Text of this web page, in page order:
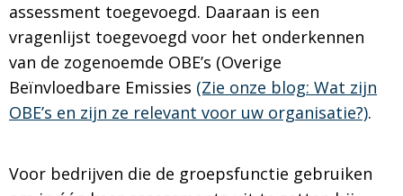
assessment toegevoegd. Daaraan is een
vragenlijst toegevoegd voor het onderkennen
van de zogenoemde OBE’s (Overige
Beïnvloedbare Emissies (Zie onze blog: Wat zijn
OBE’s en zijn ze relevant voor uw organisatie?).
Voor bedrijven die de groepsfunctie gebruiken